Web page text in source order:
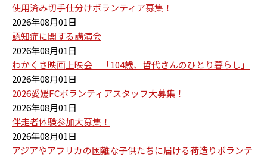
使用済み切手仕分けボランティア募集！
2026年08月01日
認知症に関する講演会
2026年08月01日
わかくさ映画上映会 「104歳、哲代さんのひとり暮らし」
2026年08月01日
2026愛媛FCボランティアスタッフ大募集！
2026年08月01日
伴走者体験参加大募集！
2026年08月01日
アジアやアフリカの困難な子供たちに届ける荷造りボランテ